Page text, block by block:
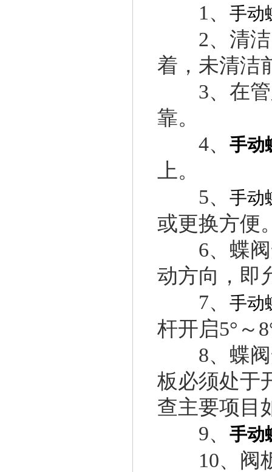
1、 手动
2、清洁
着，未清洁
3、在管
靠。
4、 手动
上。
5、 手动
或更换方便
6、蝶阀
动方向，即
7、 手动
杆开启5°～
8、蝶阀
板必须处于
查主要项目
9、 手动
10、阀板